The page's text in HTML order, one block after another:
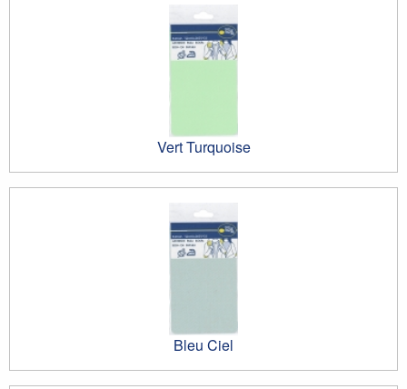
Vert Turquoise
Bleu Ciel